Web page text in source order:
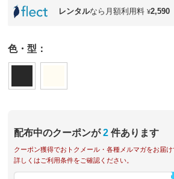
レンタルなら月額利用料 ¥2,590
色・型：
配布中のクーポンが 2 件あります
クーポン獲得でおトクメール・各種メルマガをお届け
詳しくはご利用条件をご確認ください。